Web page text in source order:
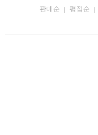
판매순 평점순